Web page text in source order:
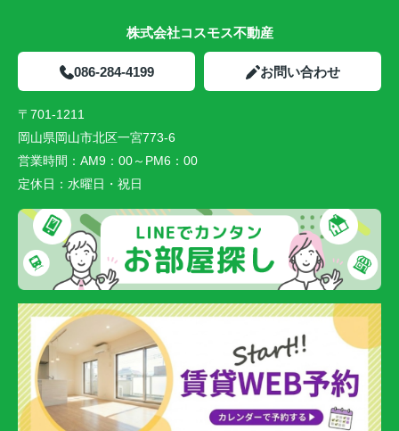
株式会社コスモス不動産
086-284-4199 お問い合わせ
〒701-1211
岡山県岡山市北区一宮773-6
営業時間： AM9：00～PM6：00
定休日： 水曜日・祝日